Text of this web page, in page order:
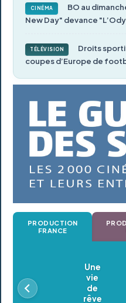
CINÉMA
BO au
New Day" devance
TÉLÉVISION
Droits
coupes d’Europe de
PRODUCTION
FRANCE
Oldeupe
En postproduction